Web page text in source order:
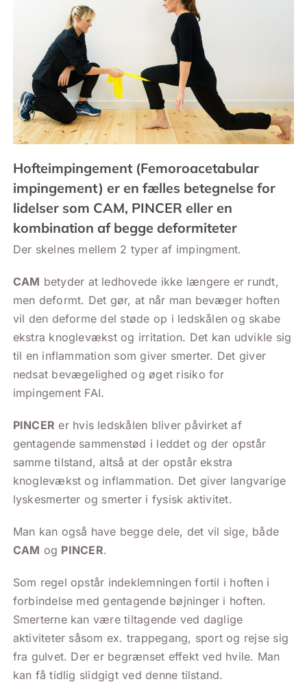
Hofteimpingement (Femoroacetabular
impingement) er en fælles betegnelse for
lidelser som CAM, PINCER eller en
kombination af begge deformiteter
Der skelnes mellem 2 typer af impingment.
CAM betyder at ledhovede ikke længere er rundt,
men deformt. Det gør, at når man bevæger hoften
vil den deforme del støde op i ledskålen og skabe
ekstra knoglevækst og irritation. Det kan udvikle sig
til en inflammation som giver smerter. Det giver
nedsat bevægelighed og øget risiko for
impingement FAI.
PINCER er hvis ledskålen bliver påvirket af
gentagende sammenstød i leddet og der opstår
samme tilstand, altså at der opstår ekstra
knoglevækst og inflammation. Det giver langvarige
lyskesmerter og smerter i fysisk aktivitet.
Man kan også have begge dele, det vil sige, både
CAM og PINCER.
Som regel opstår indeklemningen fortil i hoften i
forbindelse med gentagende bøjninger i hoften.
Smerterne kan være tiltagende ved daglige
aktiviteter såsom ex. trappegang, sport og rejse sig
fra gulvet. Der er begrænset effekt ved hvile. Man
kan få tidlig slidgigt ved denne tilstand.